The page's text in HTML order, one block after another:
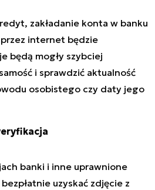
zakładanie konta w banku
internet będzie
będą mogły szybciej
i sprawdzić aktualność
osobistego czy daty jego
banki i inne uprawnione
uzyskać zdjęcie z